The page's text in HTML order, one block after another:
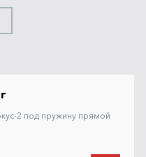
2 под пружину прямой